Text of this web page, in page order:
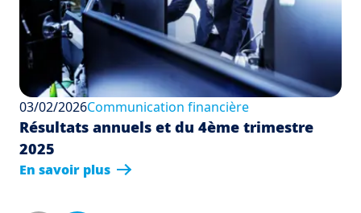
03/02/2026Communication financière
Résultats annuels et du 4ème trimestre
2025
En savoir plus